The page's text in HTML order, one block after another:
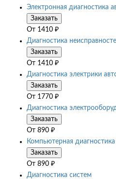
Электронная диагностика
Заказать
От 1410 ₽
Диагностика
Заказать
От 1410 ₽
Диагностика электрики
Заказать
От 1770 ₽
Диагностика
Заказать
От 890 ₽
Компьютерная диагностика
Заказать
От 890 ₽
Диагностика систем